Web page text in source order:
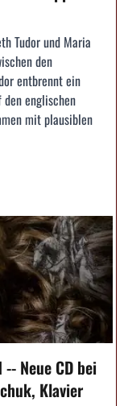
Tudor und Maria
den
entbrennt ein
den englischen
mit plausiblen
-- Neue CD bei
Klavier